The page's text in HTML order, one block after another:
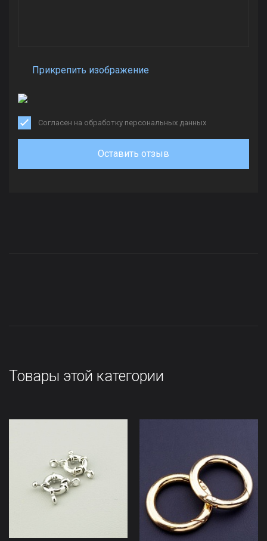
Прикрепить изображение
Согласен на обработку персональных данных
Оставить отзыв
Товары этой категории